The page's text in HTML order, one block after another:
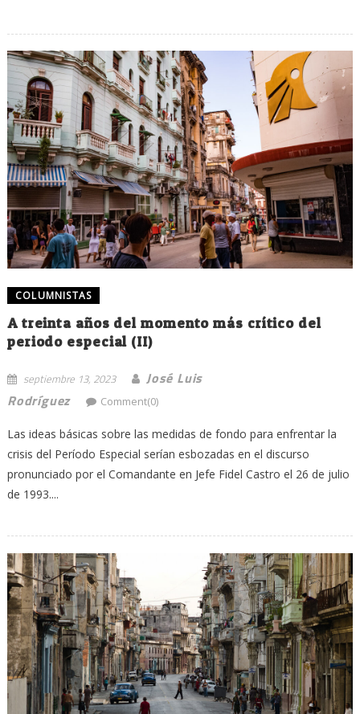
COLUMNISTAS
A treinta años del momento más crítico del
periodo especial (II)
septiembre 13, 2023
José Luis
Rodríguez
Comment(0)
Las ideas básicas sobre las medidas de fondo para enfrentar la
crisis del Período Especial serían esbozadas en el discurso
pronunciado por el Comandante en Jefe Fidel Castro el 26 de julio
de 1993....